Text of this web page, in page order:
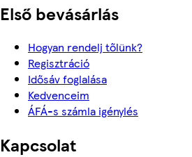
Első bevásárlás
Hogyan rendelj tőlünk?
Regisztráció
Idősáv foglalása
Kedvenceim
ÁFÁ-s számla igénylés
Kapcsolat